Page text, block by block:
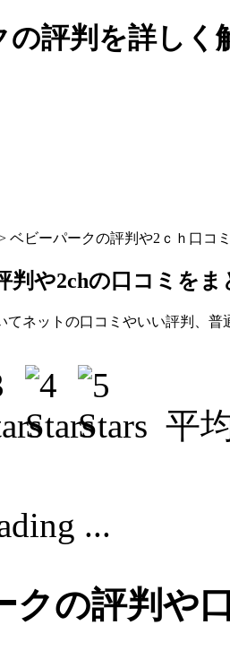
評判を詳しく
ベビーパークの評判や2ｃｈ口コ
判や2chの口コミを
てネットの口コミやいい評判、
平
...
クの評判や